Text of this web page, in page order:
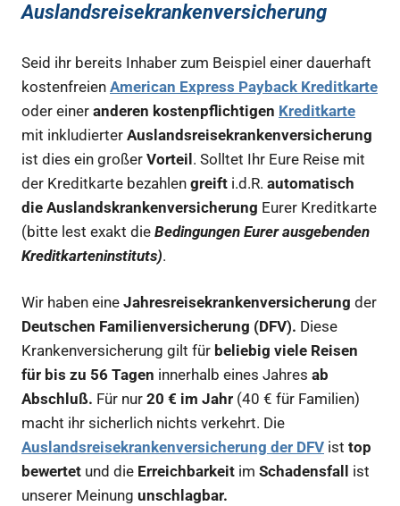
Auslandsreisekrankenversicherung
Seid ihr bereits Inhaber zum Beispiel einer dauerhaft
kostenfreien American Express Payback Kreditkarte
oder einer anderen kostenpflichtigen Kreditkarte
mit inkludierter Auslandsreisekrankenversicherung
ist dies ein großer Vorteil. Solltet Ihr Eure Reise mit
der Kreditkarte bezahlen greift i.d.R. automatisch
die Auslandskrankenversicherung Eurer Kreditkarte
(bitte lest exakt die Bedingungen Eurer ausgebenden
Kreditkarteninstituts).
Wir haben eine Jahresreisekrankenversicherung der
Deutschen Familienversicherung (DFV). Diese
Krankenversicherung gilt für beliebig viele Reisen
für bis zu 56 Tagen innerhalb eines Jahres ab
Abschluß. Für nur 20 € im Jahr (40 € für Familien)
macht ihr sicherlich nichts verkehrt. Die
Auslandsreisekrankenversicherung der DFV ist top
bewertet und die Erreichbarkeit im Schadensfall ist
unserer Meinung unschlagbar.